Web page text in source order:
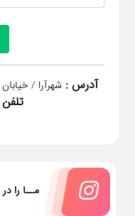
آدرس : شهرآرا /
مــا را